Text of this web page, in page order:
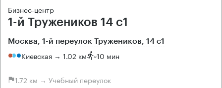
Бизнес-центр
1-й Тружеников 14 с1
Москва, 1-й переулок Тружеников, 14 с1
Киевская → 1.02 км ~10 мин
1.72 км → Учебный переулок